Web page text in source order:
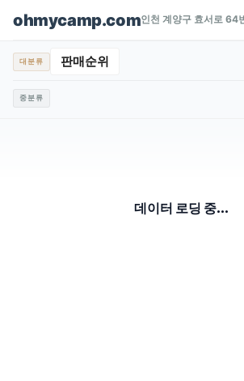
ohmycamp.com인천 계양구 효서로 64
대분류 판매순위
중분류
데이터 로딩 중...